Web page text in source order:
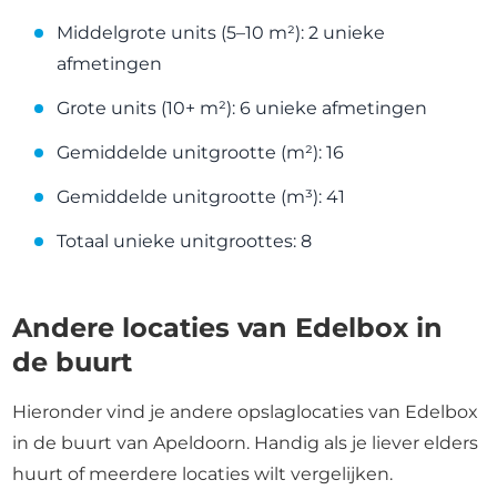
Middelgrote units (5–10 m²): 2 unieke
afmetingen
Grote units (10+ m²): 6 unieke afmetingen
Gemiddelde unitgrootte (m²): 16
Gemiddelde unitgrootte (m³): 41
Totaal unieke unitgroottes: 8
Andere locaties van Edelbox in
de buurt
Hieronder vind je andere opslaglocaties van Edelbox
in de buurt van Apeldoorn. Handig als je liever elders
huurt of meerdere locaties wilt vergelijken.